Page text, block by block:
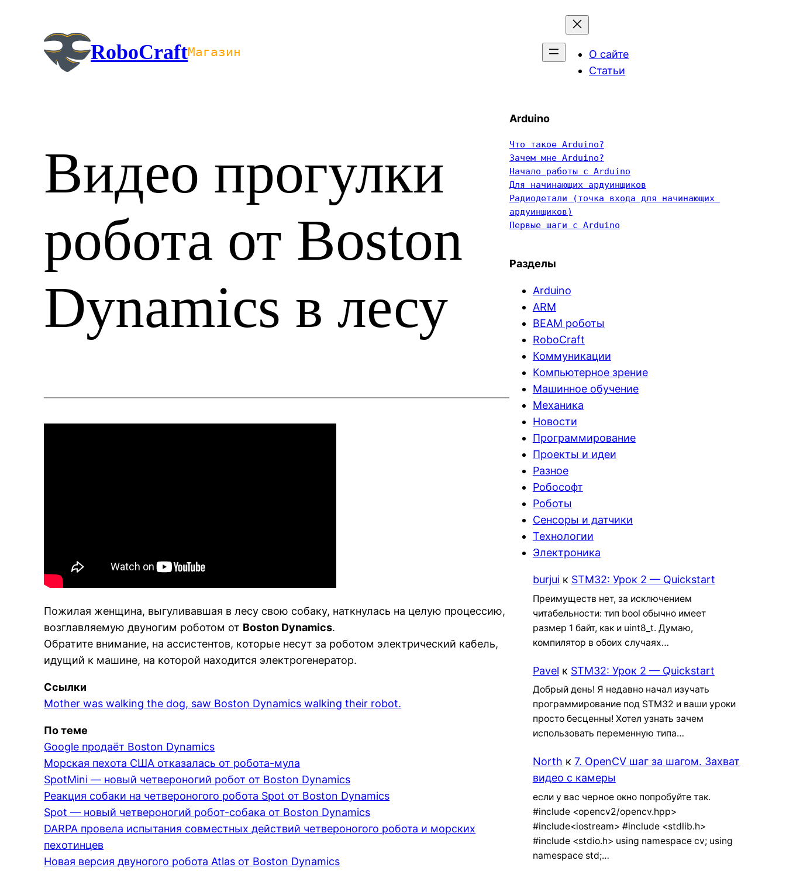
содержимому
RoboCraftМагазин
О сайте
Статьи
Видео прогулки
робота от Boston
Dynamics в лесу
Пожилая женщина, выгуливавшая в лесу свою собаку, наткнулась на целую процессию,
возглавляемую двуногим роботом от Boston Dynamics.
Обратите внимание, на ассистентов, которые несут за роботом электрический кабель,
идущий к машине, на которой находится электрогенератор.
Ссылки
Mother was walking the dog, saw Boston Dynamics walking their robot.
По теме
Google продаёт Boston Dynamics
Морская пехота США отказалась от робота-мула
SpotMini — новый четвероногий робот от Boston Dynamics
Реакция собаки на четвероногого робота Spot от Boston Dynamics
Spot — новый четвероногий робот-собака от Boston Dynamics
DARPA провела испытания совместных действий четвероногого робота и морских
пехотинцев
Новая версия двуногого робота Atlas от Boston Dynamics
Arduino
Что такое Arduino?
Зачем мне Arduino?
Начало работы с Arduino
Для начинающих ардуинщиков
Радиодетали (точка входа для начинающих
ардуинщиков)
Первые шаги с Arduino
Разделы
Arduino
ARM
BEAM роботы
RoboCraft
Коммуникации
Компьютерное зрение
Машинное обучение
Механика
Новости
Программирование
Проекты и идеи
Разное
Робософт
Роботы
Сенсоры и датчики
Технологии
Электроника
burjuiк STM32: Урок 2 — Quickstart
Преимуществ нет, за исключением
читабельности: тип bool обычно имеет
размер 1 байт, как и uint8_t. Думаю,
компилятор в обоих случаях…
Pavel к STM32: Урок 2 — Quickstart
Добрый день! Я недавно начал изучать
программирование под STM32 и ваши уроки
просто бесценны! Хотел узнать зачем
использовать переменную типа…
North к 7. OpenCV шаг за шагом. Захват
видео с камеры
если у вас черное окно попробуйте так.
#include <opencv2/opencv.hpp>
#include<iostream> #include <stdlib.h>
#include <stdio.h> using namespace cv; using
namespace std;…